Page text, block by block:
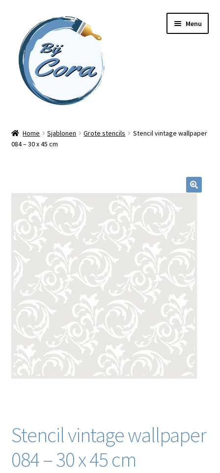
naar
navigatie
inhoud
Menu
Workshops
Blog / DIY / Tutorials
Over mij
Contact
Home Sjablonen Grote stencils
Stencil vintage wallpaper
084 – 30 x 45 cm
Stencil vintage wallpaper
084 – 30 x 45 cm